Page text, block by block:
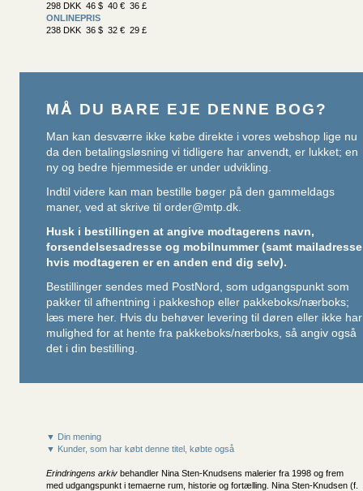
298 DKK 46 $ 40 € 36 £
ONLINEPRIS
238 DKK 36 $ 32 € 29 £
MÅ DU BARE EJE DENNE BOG?
Man kan desværre ikke købe direkte i vores webshop lige nu
da den betalingsløsning vi tidligere har anvendt, er lukket; en
ny og bedre hjemmeside er under udvikling.
Indtil videre kan man bestille bøger på den gammeldags
maner, ved at skrive til order@mtp.dk.
Husk i bestillingen at angive modtagerens navn,
forsendelsesadresse og mobilnummer (samt mailadresse
hvis modtageren er en anden end dig selv).
Bestillinger sendes med PostNord, som udgangspunkt som
pakker til afhentning i pakkeshop eller pakkeboks/nærboks;
læs mere her. Hvis du behøver levering til døren eller ikke har
mulighed for at hente fra pakkeboks/nærboks, så angiv også
det i din bestilling.
▼ Din mening
▼ Kunder, som har købt denne titel, købte også
Erindringens arkiv behandler Nina Sten-Knudsens malerier fra 1998 og frem
med udgangspunkt i temaerne rum, historie og fortælling. Nina Sten-Knudsen (f.